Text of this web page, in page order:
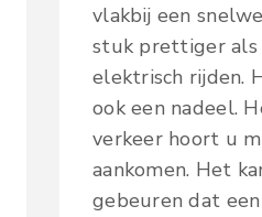
vlakbij een
stuk prettiger als
elektrisch rijden.
ook een nadeel.
verkeer hoort u
aankomen. Het
gebeuren dat